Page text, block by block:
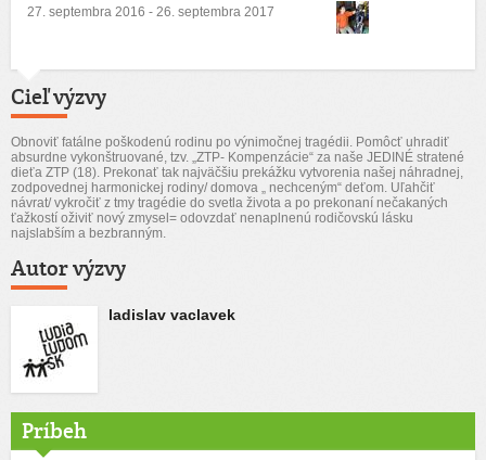
27. septembra 2016 - 26. septembra 2017
Cieľ výzvy
Obnoviť fatálne poškodenú rodinu po výnimočnej tragédii. Pomôcť uhradiť
absurdne vykonštruované, tzv. „ZTP- Kompenzácie“ za naše JEDINÉ stratené
dieťa ZTP (18). Prekonať tak najväčšiu prekážku vytvorenia našej náhradnej,
zodpovednej harmonickej rodiny/ domova „ nechceným“ deťom. Uľahčiť
návrat/ vykročiť z tmy tragédie do svetla života a po prekonaní nečakaných
ťažkostí oživiť nový zmysel= odovzdať nenaplnenú rodičovskú lásku
najslabším a bezbranným.
Autor výzvy
ladislav vaclavek
Príbeh